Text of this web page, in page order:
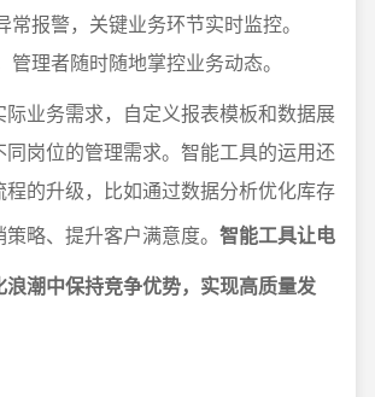
常报警，关键业务环节实时监控。
管理者随时随地掌控业务动态。
业务需求，自定义报表模板和数据展
岗位的管理需求。智能工具的运用还
程的升级，比如通过数据分析优化库存
略、提升客户满意度。 智能工具让电
浪潮中保持竞争优势，实现高质量发